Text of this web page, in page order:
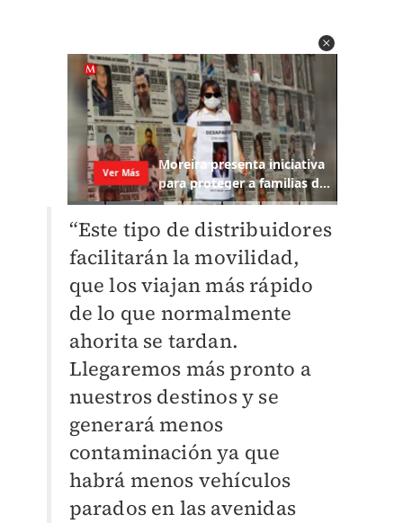
“Este tipo de distribuidores
facilitarán la movilidad,
que los viajan más rápido
de lo que normalmente
ahorita se tardan.
Llegaremos más pronto a
nuestros destinos y se
generará menos
contaminación ya que
habrá menos vehículos
parados en las avenidas